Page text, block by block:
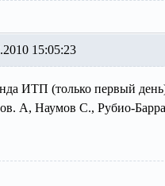
15:05:23
ИТП (только первый
А, Наумов С., Рубио-